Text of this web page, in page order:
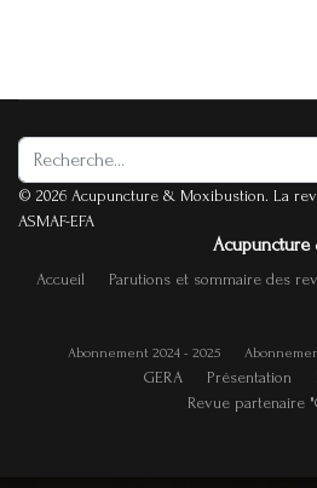
Rechercher
© 2026 Acupuncture & Moxibustion. La
ASMAF-EFA
Acupuncture
Accueil Parutions et sommaire des
Abonnement 2024 - 2025
GERA
Présentation
Revue partenaire